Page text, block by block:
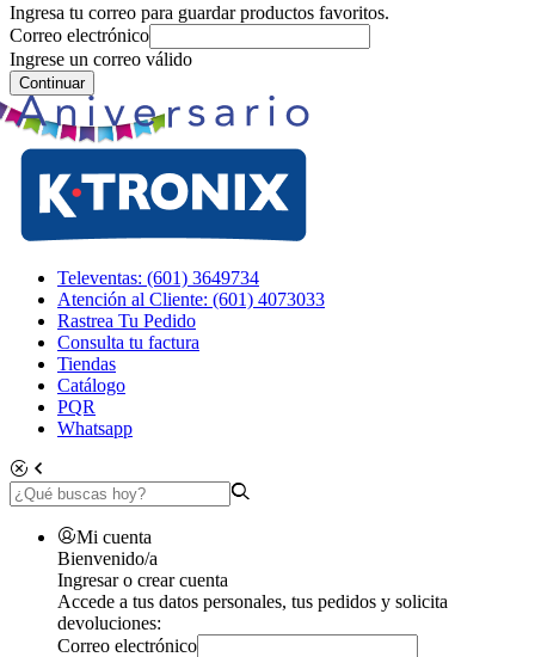
Ingresa tu correo para guardar productos favoritos.
Correo electrónico
Ingrese un correo válido
Continuar
Televentas: (601) 3649734
Atención al Cliente: (601) 4073033
Rastrea Tu Pedido
Consulta tu factura
Tiendas
Catálogo
PQR
Whatsapp
Mi cuenta
Bienvenido/a
Ingresar o crear cuenta
Accede a tus datos personales, tus pedidos y solicita
devoluciones:
Correo electrónico